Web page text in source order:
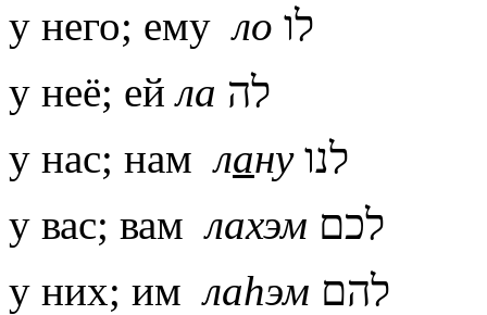
у него; емуло לו
у неё; ейла לה
у нас; намлану לנו
у вас; вамлахэм לכם
у них; имлаhэм להם